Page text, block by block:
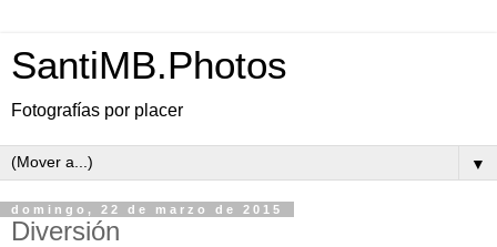
SantiMB.Photos
Fotografías por placer
▼
domingo, 22 de marzo de 2015
Diversión